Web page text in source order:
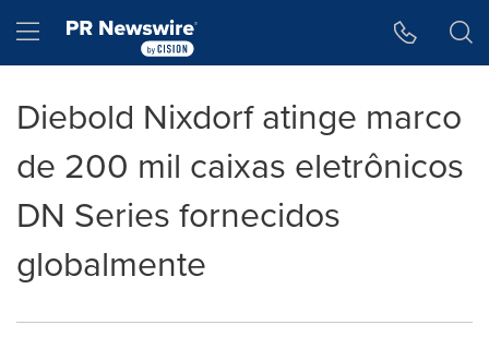
Hamburger menu
Diebold Nixdorf atinge marco
de 200 mil caixas eletrônicos
DN Series fornecidos
globalmente